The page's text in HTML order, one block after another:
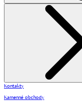
Kontakty
Kamenné obchody